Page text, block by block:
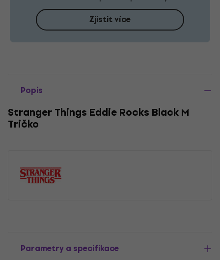
Zjistit více
Popis
Stranger Things Eddie Rocks Black M
Tričko
Parametry a specifikace